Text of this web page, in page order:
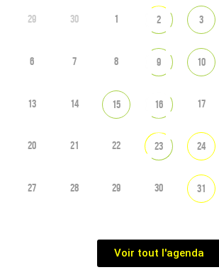
29 30 1 2 3
6 7 8 9 10
13 14 15 16 17
20 21 22 23 24
27 28 29 30 31
Voir tout l'agenda